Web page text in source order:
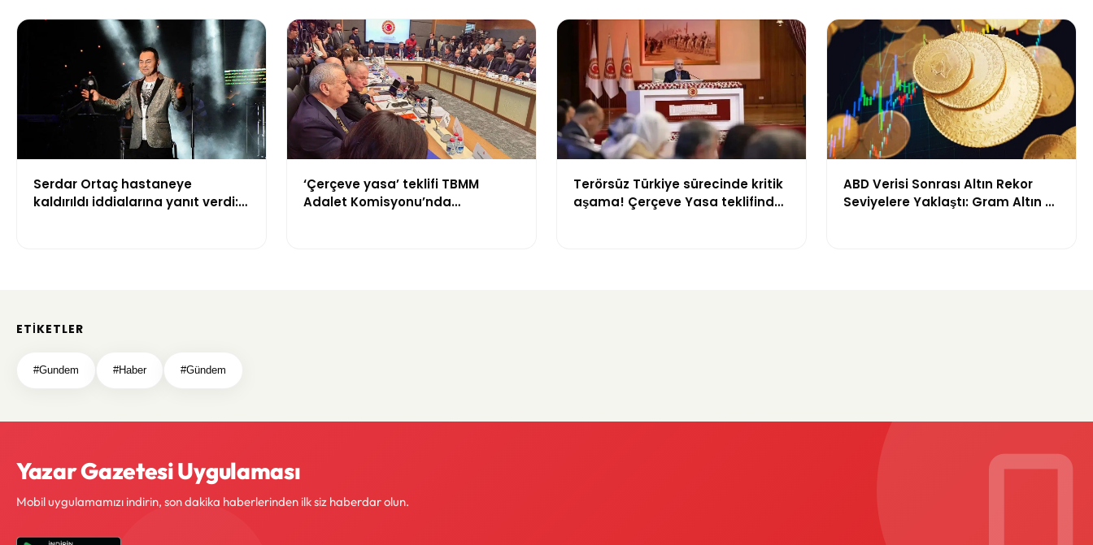
Serdar Ortaç hastaneye
kaldırıldı iddialarına yanıt verdi:
‘Çerçeve yasa’ teklifi TBMM
Adalet Komisyonu’nda
Terörsüz Türkiye sürecinde kritik
aşama! Çerçeve Yasa teklifinde
ABD Verisi Sonrası Altın Rekor
Seviyelere Yaklaştı: Gram Altın 6
ETIKETLER
#Gundem #Haber #Gündem
Yazar Gazetesi Uygulaması
Mobil uygulamamızı indirin, son dakika haberlerinden ilk siz haberdar olun.